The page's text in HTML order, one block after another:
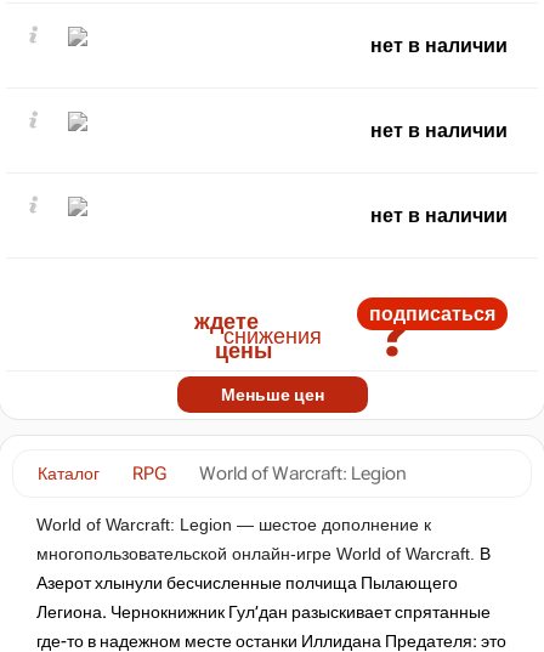
Каталог RPG World of Warcraft: Legion
World of Warcraft: Legion — шестое дополнение к
многопользовательской онлайн-игре World of Warcraft. В
Азерот хлынули бесчисленные полчища Пылающего
Легиона. Чернокнижник Гул’дан разыскивает спрятанные
где-то в надежном месте останки Иллидана Предателя: это
нет в наличии
нет в наличии
нет в наличии
?
ждете
снижения
цены
подписаться
Меньше цен